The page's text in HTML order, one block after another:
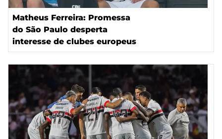
Matheus Ferreira: Promessa
do São Paulo desperta
interesse de clubes europeus